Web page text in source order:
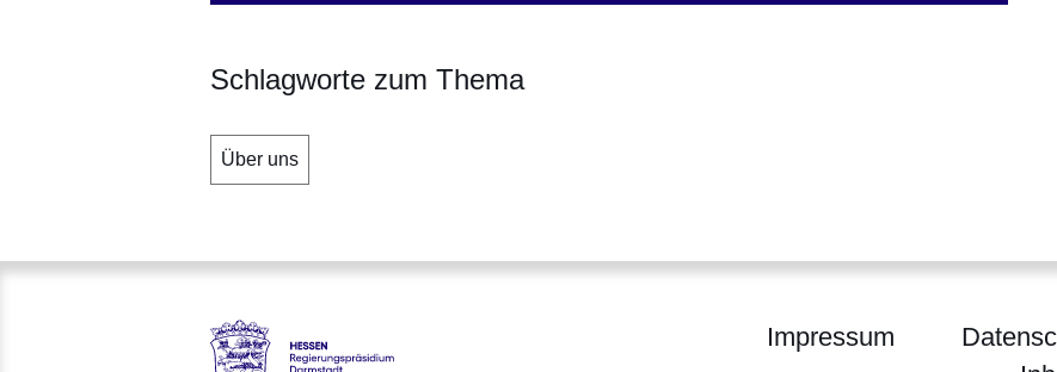
Schlagworte zum Thema
Über uns
Impressum